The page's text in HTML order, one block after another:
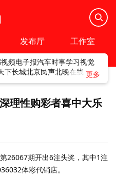
发布厅 工作室
频电子报汽车时事学习视觉
下长城北京民声北晚在线
理性购彩者喜中大乐
26067期开出6注头奖，其中1注
体彩代销店。